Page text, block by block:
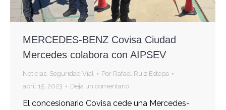
MERCEDES-BENZ Covisa Ciudad
Mercedes colabora con AIPSEV
Noticias, Seguridad Vial Por Rafael Ruiz Estepa
abril 15, 2023
Deja un comentario
El concesionario Covisa cede una Mercedes-